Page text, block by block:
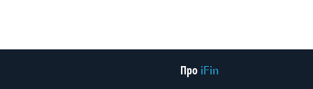
Про iFin